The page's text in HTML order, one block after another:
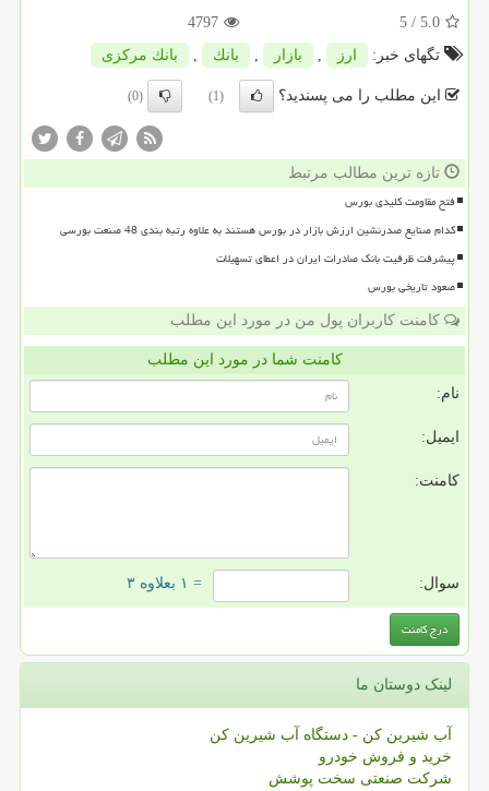
5.0
/ 5
4797
تگهای خبر:
ارز , بازار , بانك , بانك مركزی
این مطلب را می پسندید؟ (1)
(0)
تازه ترین مطالب مرتبط
فتح مقاومت کلیدی بورس
کدام صنایع صدرنشین ارزش بازار در بورس هستند به علاوه رتبه بندی 48 صنعت بورسی
پیشرفت ظرفیت بانک صادرات ایران در اعطای تسهیلات
صعود تاریخی بورس
کامنت کاربران پول من در مورد این مطلب
کامنت شما در مورد این مطلب
نام:
ایمیل:
کامنت:
سوال: = ۱ بعلاوه ۳
لینک دوستان ما
آب شیرین کن - دستگاه آب شیرین کن
خرید و فروش خودرو
شرکت صنعتی سخت پوشش